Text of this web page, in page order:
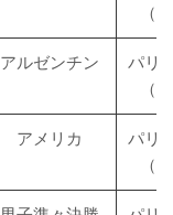
（
アルゼンチン
パリ
（
アメリカ
パリ
（